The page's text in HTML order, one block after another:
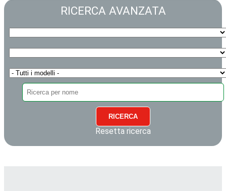
RICERCA AVANZATA
RICERCA
Resetta ricerca